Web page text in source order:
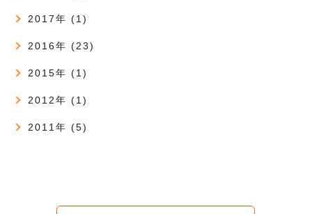
2017年 (1)
2016年 (23)
2015年 (1)
2012年 (1)
2011年 (5)